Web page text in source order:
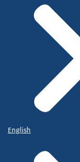
English